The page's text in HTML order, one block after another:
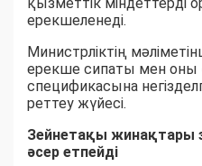
ерекшеленеді.
Министрліктің
ерекше сипаты мен оны
спецификасына
реттеу жүйесі.
Зейнетақы жинақтары
әсер етпейді